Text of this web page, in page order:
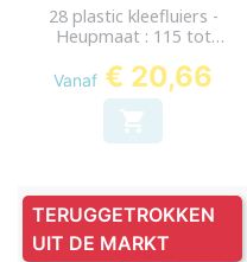
28 plastic kleefluiers -
Heupmaat : 115 tot
Vanaf € 20,66

TERUGGETROKKEN
UIT DE MARKT